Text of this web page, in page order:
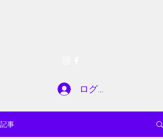
ログイン
記事